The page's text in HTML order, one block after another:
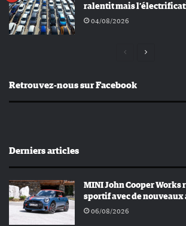
ralentit mais
04/08/2026
Page
Page
Retrouvez-nous sur Facebook
Derniers articles
MINI John Cooper Works
sportif avec de nouveaux
06/08/2026